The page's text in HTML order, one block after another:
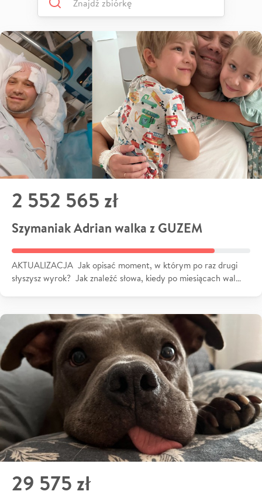
2 552 565 zł
Szymaniak Adrian walka z GUZEM
AKTUALIZACJA Jak opisać moment, w którym po raz drugi
słyszysz wyrok? Jak znaleźć słowa, kiedy po miesiącach wal…
29 575 zł